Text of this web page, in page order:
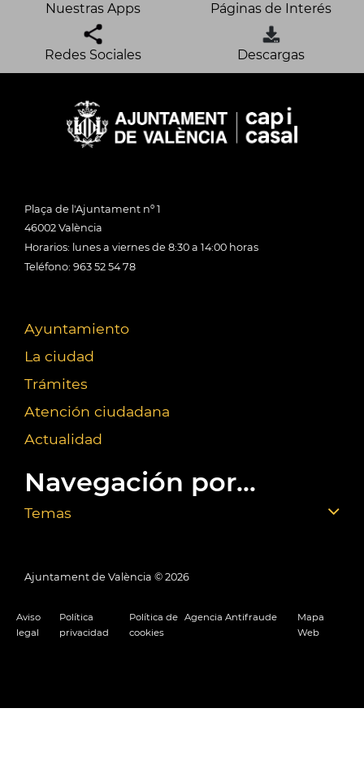
Nuestras Apps Páginas de Interés
Redes Sociales Descargas
Plaça de l'Ajuntament nº 1
46002 València
Horarios: lunes a viernes de 8:30 a 14:00 horas
Teléfono: 963 52 54 78
Ayuntamiento
La ciudad
Trámites
Atención ciudadana
Actualidad
Navegación por...
Temas
Ajuntament de València © 2026
Aviso
legal
Política
privacidad
Política de
cookies
Agencia Antifraude
Mapa
Web